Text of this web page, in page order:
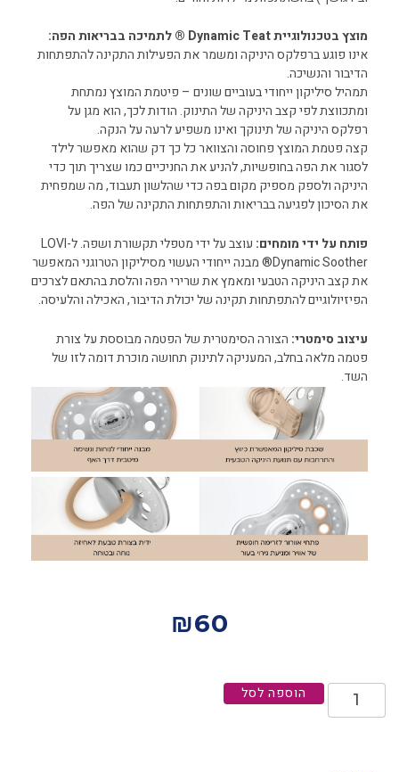
מוצץ בטכנולוגיית Dynamic Teat ® לתמיכה בבריאות הפה:
אינו פוגע ברפלקס היניקה ומשמר את הפעילות התקינה להתפתחות
הדיבור והנשיכה.
תמהיל סיליקון ייחודי בעוביים שונים – פיטמת המוצץ נמתחת
ומתכווצת לפי קצב היניקה של התינוק. הודות לכך, הוא מגן על
רפלקס היניקה של תינוקך ואינו משפיע לרעה על הנקה.
קצה פטמת המוצץ פחוסה והצוואר כל כך דק שהוא מאפשר לילד
לסגור את הפה בחופשיות, להניע את החניכיים כמו שצריך תוך כדי
היניקה ולספק מספיק מקום בפה כדי שהלשון תעבוד, מה שמפחית
את הסיכון לפגיעה בבריאות והתפתחות התקינה של הפה.
פותח על ידי מומחים:
עוצב על ידי מטפלי תקשורת ושפה. ל-LOVI
Dynamic Soother® מבנה ייחודי העשוי מסיליקון הטרוגני המאפשר
את קצב היניקה הטבעי ומאמץ את שרירי הפה והלסת בהתאם לצרכים
הפיזיולוגיים להתפתחות תקינה של יכולת הדיבור, האכילה והלעיסה.
עיצוב סימטרי: הצורה הסימטרית של הפטמה מבוססת על צורת
פטמה מלאה בחלב, המעניקה לתינוק תחושה מוכרת דומה לזו של
השד.
₪60
הוספה לסל